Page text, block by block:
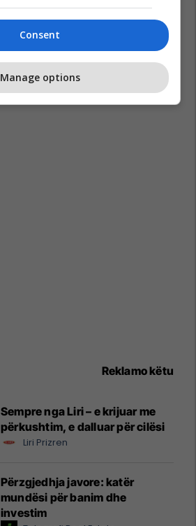
Reklamo këtu
Sempre nga Liri – e krijuar me
përkushtim, e dalluar për cilësi
Liri Prizren
Përzgjedhja javore: katër
mundësi për banim dhe
investim
Consent
Manage options